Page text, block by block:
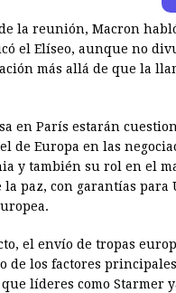
la reunión, Macron
el Elíseo, aunque no
más allá de que la
en París estarán
de Europa en las
y también su rol en el
la paz, con garantías para
el envío de tropas
de los factores
líderes como Starmer